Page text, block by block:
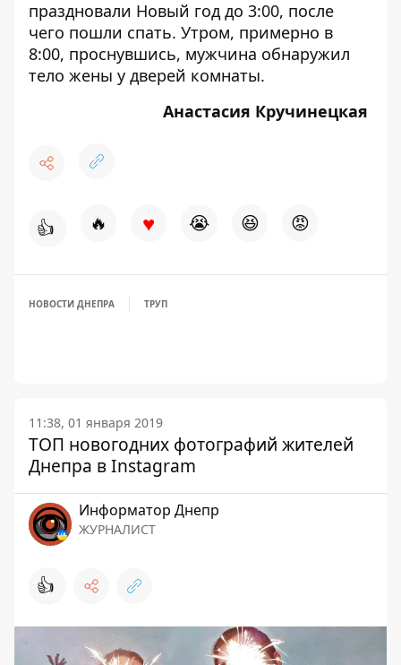
праздновали Новый год до 3:00, после
чего пошли спать. Утром, примерно в
8:00, проснувшись, мужчина обнаружил
тело жены у дверей комнаты.
Анастасия Кручинецкая
👍 🔥 ♥ 😭 😆 😡
НОВОСТИ ДНЕПРА ТРУП
11:38, 01 января 2019
ТОП новогодних фотографий жителей
Днепра в Instagram
Информатор Днепр
ЖУРНАЛИСТ
👍